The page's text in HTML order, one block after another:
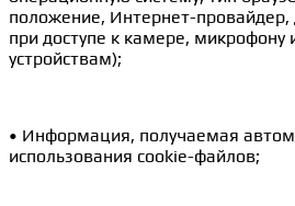
положение, Интернет-
при доступе к камере, микрофону
устройствам);
• Информация, получаемая
использования cookie-файлов;